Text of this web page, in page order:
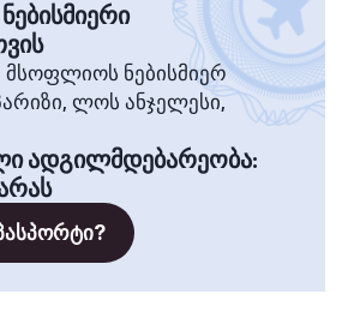
ნებისმიერ
ლოს ანჯელესი,
ადგილმდებარეობა: